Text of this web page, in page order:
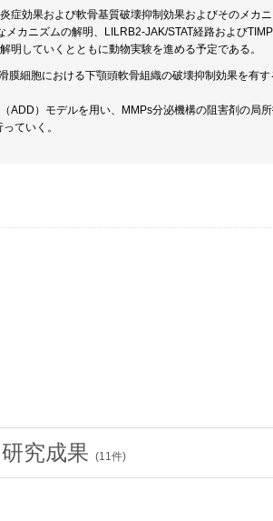
症効果および軟骨基質破壊抑制効果およびそのメカ
カニズムの解明、LILRB2‐JAK/STAT経路および
明していくとともに動物実験を進める予定である。
膜細胞における下顎頭軟骨組織の破壊抑制効果を有
ADD）モデルを用い、MMPs分泌機構の阻害剤の局
ていく。
研究成果 (11件)